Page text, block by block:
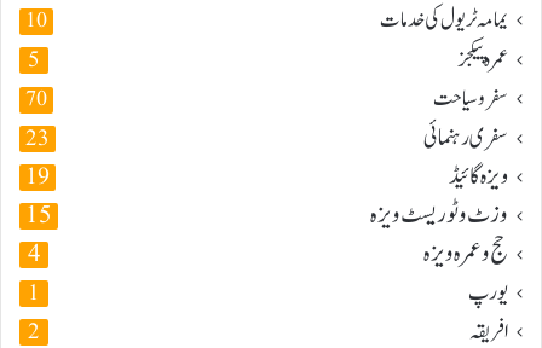
یمامہ ٹریول کی خدمات 10
عمرہ پیکجز 5
سفر و سیاحت 70
سفری رہنمائی 23
ویزہ گائیڈ 19
وزٹ و ٹوریسٹ ویزہ 15
حج و عمرہ ویزہ 4
یورپ 1
افریقہ 2